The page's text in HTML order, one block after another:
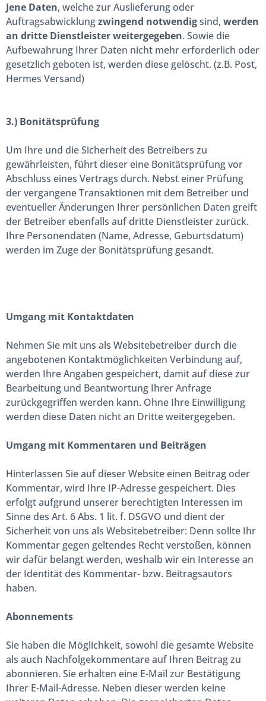
Jene Daten, welche zur Auslieferung oder
Auftragsabwicklungzwingend notwendigsind, werden
an dritte Dienstleister weitergegeben. Sowie die
Aufbewahrung Ihrer Daten nicht mehr erforderlich oder
gesetzlich geboten ist, werden diese gelöscht. (z.B. Post,
Hermes Versand)
3.) Bonitätsprüfung
Um Ihre und die Sicherheit des Betreibers zu
gewährleisten, führt dieser eine Bonitätsprüfung vor
Abschluss eines Vertrags durch. Nebst einer Prüfung
der vergangene Transaktionen mit dem Betreiber und
eventueller Änderungen Ihrer persönlichen Daten greift
der Betreiber ebenfalls auf dritte Dienstleister zurück.
Ihre Personendaten (Name, Adresse, Geburtsdatum)
werden im Zuge der Bonitätsprüfung gesandt.
Umgang mit Kontaktdaten
Nehmen Sie mit uns als Websitebetreiber durch die
angebotenen Kontaktmöglichkeiten Verbindung auf,
werden Ihre Angaben gespeichert, damit auf diese zur
Bearbeitung und Beantwortung Ihrer Anfrage
zurückgegriffen werden kann. Ohne Ihre Einwilligung
werden diese Daten nicht an Dritte weitergegeben.
Umgang mit Kommentaren und Beiträgen
Hinterlassen Sie auf dieser Website einen Beitrag oder
Kommentar, wird Ihre IP-Adresse gespeichert. Dies
erfolgt aufgrund unserer berechtigten Interessen im
Sinne des Art. 6 Abs. 1 lit. f. DSGVO und dient der
Sicherheit von uns als Websitebetreiber: Denn sollte Ihr
Kommentar gegen geltendes Recht verstoßen, können
wir dafür belangt werden, weshalb wir ein Interesse an
der Identität des Kommentar- bzw. Beitragsautors
haben.
Abonnements
Sie haben die Möglichkeit, sowohl die gesamte Website
als auch Nachfolgekommentare auf Ihren Beitrag zu
abonnieren. Sie erhalten eine E-Mail zur Bestätigung
Ihrer E-Mail-Adresse. Neben dieser werden keine